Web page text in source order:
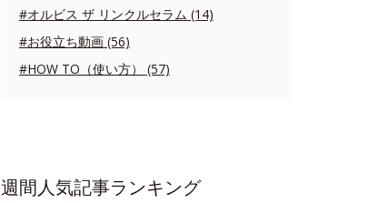
#オルビス ザ リンクルセラム (14)
#お役立ち動画 (56)
#HOW TO（使い方） (57)
週間人気記事ランキング